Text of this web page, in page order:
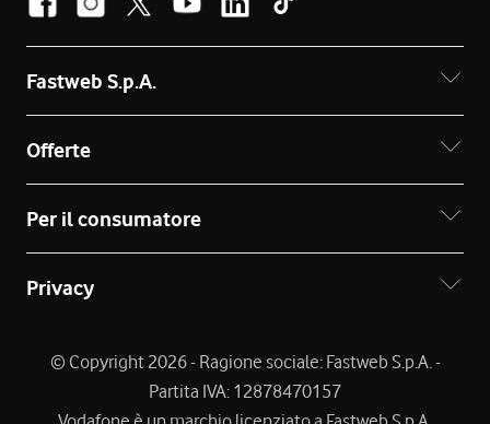
Fastweb S.p.A.
Offerte
Per il consumatore
Privacy
© Copyright 2026 - Ragione sociale: Fastweb S.p.A. -
Partita IVA: 12878470157